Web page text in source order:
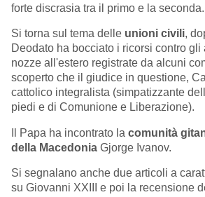
forte discrasia tra il primo e la seconda.
Si torna sul tema delle unioni civili,
Deodato ha bocciato i ricorsi contro
nozze all'estero registrate da alcuni
scoperto che il giudice in questione,
cattolico integralista (simpatizzante
piedi e di Comunione e Liberazione).
Il Papa ha incontrato la comunità
della Macedonia Gjorge Ivanov.
Si segnalano anche due articoli a
su Giovanni XXIII e poi la recensione